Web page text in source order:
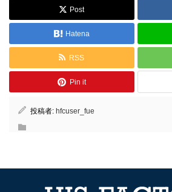
Post
Hatena
RSS
Pin it
投稿者: hfcuser_fue